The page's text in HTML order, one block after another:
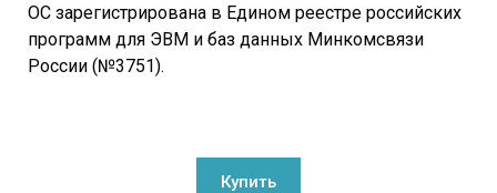
ОС зарегистрирована в Едином реестре российских
программ для ЭВМ и баз данных Минкомсвязи
России (№3751).
Купить